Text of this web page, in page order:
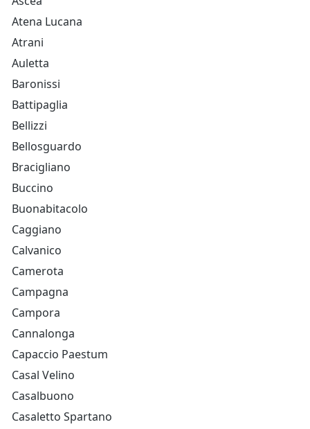
Atena Lucana
Atrani
Auletta
Baronissi
Battipaglia
Bellizzi
Bellosguardo
Bracigliano
Buccino
Buonabitacolo
Caggiano
Calvanico
Camerota
Campagna
Campora
Cannalonga
Capaccio Paestum
Casal Velino
Casalbuono
Casaletto Spartano